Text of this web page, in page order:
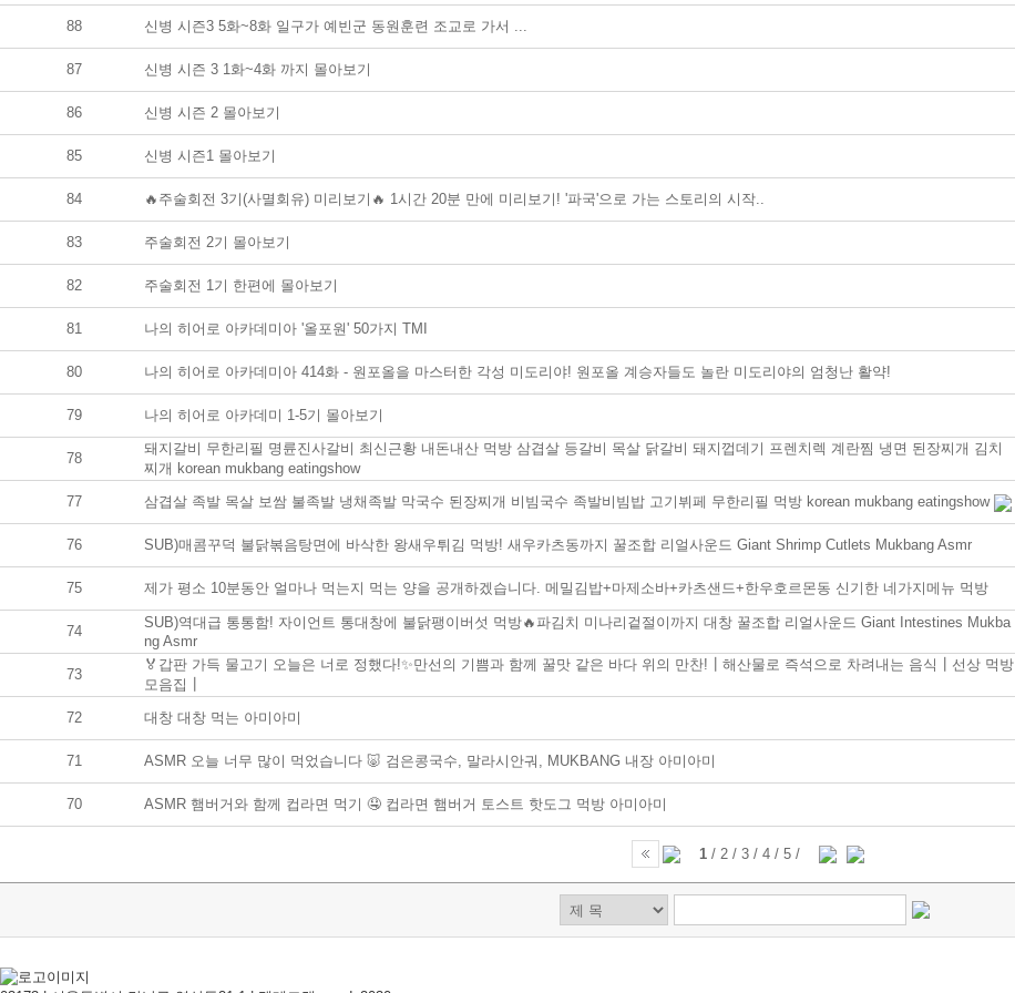
88 신병 시즌3 5화~8화 일구가 예빈군 동원훈련 조교로 가서 ...
87 신병 시즌 3 1화~4화 까지 몰아보기
86 신병 시즌 2 몰아보기
85 신병 시즌1 몰아보기
84 🔥주술회전 3기(사멸회유) 미리보기🔥 1시간 20분 만에 미리보기! '파국'으로 가는 스토리의 시작..
83 주술회전 2기 몰아보기
82 주술회전 1기 한편에 몰아보기
81 나의 히어로 아카데미아 '올포원' 50가지 TMI
80 나의 히어로 아카데미아 414화 - 원포올을 마스터한 각성 미도리야! 원포올 계승자들도 놀란 미도리야의 엄청난 활약!
79 나의 히어로 아카데미 1-5기 몰아보기
78
돼지갈비 무한리필 명륜진사갈비 최신근황 내돈내산 먹방 삼겹살 등갈비 목살 닭갈비 돼지껍데기 프렌치렉 계란찜 냉면 된장찌개 김치
찌개 korean mukbang eatingshow
77 삼겹살 족발 목살 보쌈 불족발 냉채족발 막국수 된장찌개 비빔국수 족발비빔밥 고기뷔페 무한리필 먹방 korean mukbang eatingshow
76 SUB)매콤꾸덕 불닭볶음탕면에 바삭한 왕새우튀김 먹방! 새우카츠동까지 꿀조합 리얼사운드 Giant Shrimp Cutlets Mukbang Asmr
75 제가 평소 10분동안 얼마나 먹는지 먹는 양을 공개하겠습니다. 메밀김밥+마제소바+카츠샌드+한우호르몬동 신기한 네가지메뉴 먹방
74
SUB)역대급 통통함! 자이언트 통대창에 불닭팽이버섯 먹방🔥파김치 미나리겉절이까지 대창 꿀조합 리얼사운드 Giant Intestines Mukba
ng Asmr
73
🏅갑판 가득 물고기 오늘은 너로 정했다!✨만선의 기쁨과 함께 꿀맛 같은 바다 위의 만찬!┃해산물로 즉석으로 차려내는 음식┃선상 먹방
모음집┃
72 대창 대창 먹는 아미아미
71 ASMR 오늘 너무 많이 먹었습니다 🐷 검은콩국수, 말라시안궈, MUKBANG 내장 아미아미
70 ASMR 햄버거와 함께 컵라면 먹기 🤤 컵라면 햄버거 토스트 핫도그 먹방 아미아미
1 / 2 / 3 / 4 / 5 /